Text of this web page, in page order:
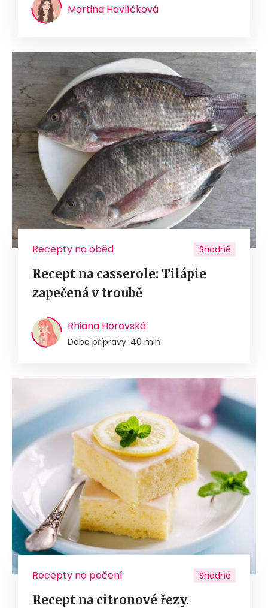
Martina Havlíčková
Recepty na oběd Snadné
Recept na casserole: Tilápie
zapečená v troubě
Rhiana Horovská
Doba přípravy: 40 min
Recepty na pečení Snadné
Recept na citronové řezy.